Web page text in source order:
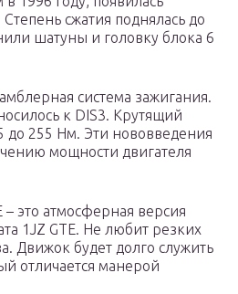
сжатия поднялась до
шатуны и головку блока 6
система зажигания.
к DIS3. Крутящий
до 255 Нм. Эти нововведения
мощности двигателя
– это атмосферная версия
1JZ GTE. Не любит резких
Движок будет долго служить
отличается манерой